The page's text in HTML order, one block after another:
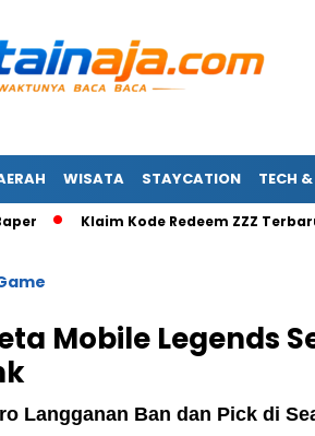
WISATA STAYCATION TECH
Klaim Kode Redeem ZZZ Terbaru
Mobile Legends
Langganan Ban dan Pick di